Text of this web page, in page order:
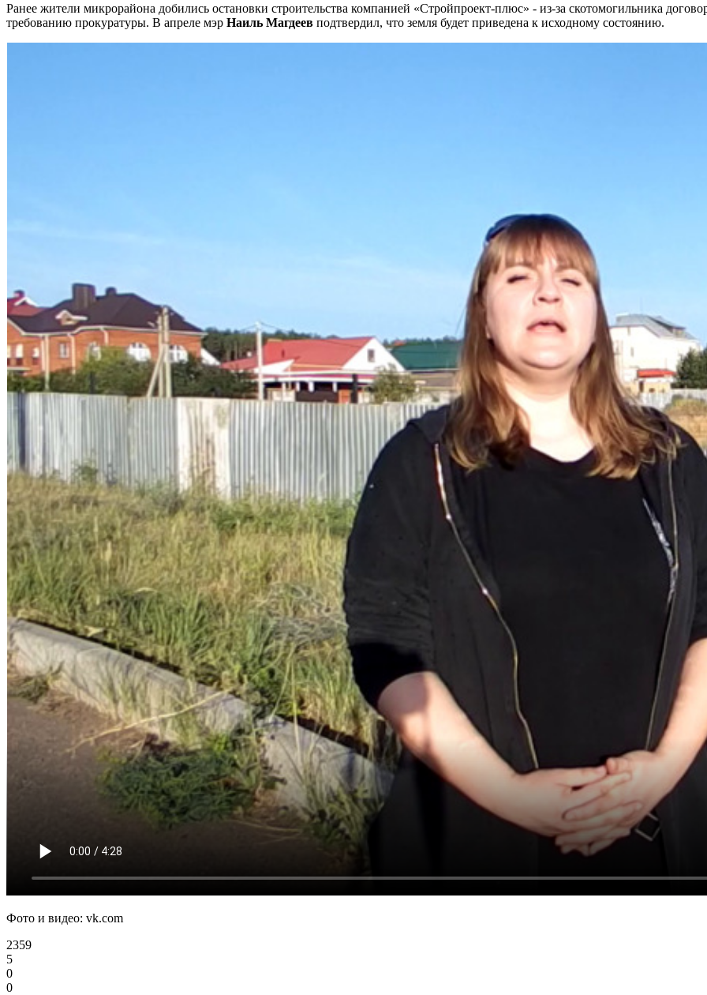
Ранее жители микрорайона добились остановки строительства компанией «Стройпроект-плюс» - из-за скотомогильника
требованию прокуратуры. В апреле мэр Наиль Магдеев подтвердил, что земля будет приведена к исходному состоянию.
Фото и видео: vk.com
2359
5
0
0